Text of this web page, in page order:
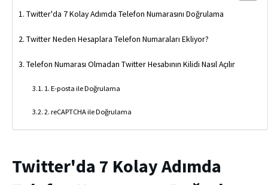
Twitter'da 7 Kolay Adımda Telefon Numarasını Doğrulama
Twitter Neden Hesaplara Telefon Numaraları Ekliyor?
Telefon Numarası Olmadan Twitter Hesabının Kilidi Nasıl Açılır
1. E-posta ile Doğrulama
2. reCAPTCHA ile Doğrulama
Twitter'da 7 Kolay Adımda